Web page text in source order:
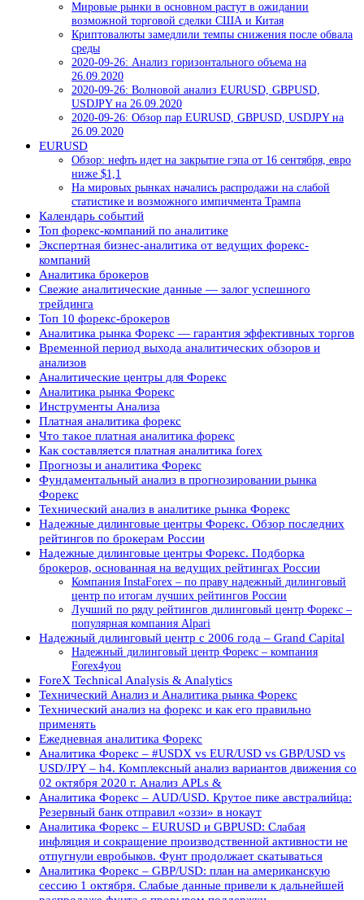
Мировые рынки в основном растут в ожидании
возможной торговой сделки США и Китая
Криптовалюты замедлили темпы снижения после обвала
среды
2020-09-26: Анализ горизонтального объема на
26.09.2020
2020-09-26: Волновой анализ EURUSD, GBPUSD,
USDJPY на 26.09.2020
2020-09-26: Обзор пар EURUSD, GBPUSD, USDJPY на
26.09.2020
EURUSD
Обзор: нефть идет на закрытие гэпа от 16 сентября, евро
ниже $1,1
На мировых рынках начались распродажи на слабой
статистике и возможного импичмента Трампа
Календарь событий
Топ форекс-компаний по аналитике
Экспертная бизнес-аналитика от ведущих форекс-
компаний
Аналитика брокеров
Свежие аналитические данные — залог успешного
трейдинга
Топ 10 форекс-брокеров
Аналитика рынка Форекс — гарантия эффективных торгов
Временной период выхода аналитических обзоров и
анализов
Аналитические центры для Форекс
Аналитика рынка Форекс
Инструменты Анализа
Платная аналитика форекс
Чтo тaкoe плaтнaя aнaлитикa фopeкc
Кaк cocтaвляeтcя плaтнaя aнaлитикa forex
Прогнозы и аналитика Форекс
Фундаментальный анализ в прогнозировании рынка
Форекс
Технический анализ в аналитике рынка Форекс
Надежные дилинговые центры Форекс. Обзор последних
рейтингов по брокерам России
Надежные дилинговые центры Форекс. Подборка
брокеров, основанная на ведущих рейтингах России
Компания InstaForex – по праву надежный дилинговый
центр по итогам лучших рейтингов России
Лучший по ряду рейтингов дилинговый центр Форекс –
популярная компания Alpari
Надежный дилинговый центр с 2006 года – Grand Capital
Надежный дилинговый центр Форекс – компания
Forex4you
ForeX Technical Analysis & Analytics
Технический Анализ и Аналитика рынка Форекс
Технический анализ на форекс и как его правильно
применять
Ежедневная аналитика Форекс
Аналитика Форекс – #USDX vs EUR/USD vs GBP/USD vs
USD/JPY – h4. Комплексный анализ вариантов движения со
02 октября 2020 г. Анализ APLs &
Аналитика Форекс – AUD/USD. Крутое пике австралийца:
Резервный банк отправил «оззи» в нокаут
Аналитика Форекс – EURUSD и GBPUSD: Слабая
инфляция и сокращение производственной активности не
отпугнули евробыков. Фунт продолжает скатываться
Аналитика Форекс – GBP/USD: план на американскую
сессию 1 октября. Слабые данные привели к дальнейшей